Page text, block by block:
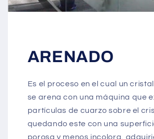
ARENADO
Es el proceso en el cual un
se arena con una máquina que
partículas de cuarzo sobre el
quedando este con una
porosa y menos incolora,